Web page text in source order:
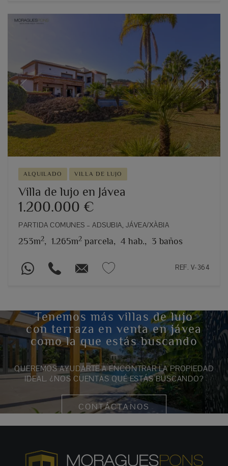
Previous Next
ALQUILADO VILLA DE LUJO
Villa de lujo en Jávea
1.200.000 €
PARTIDA COMUNES – ADSUBIA, JÁVEA/XÀBIA
253m2, 1.265m2 parcela, 4 hab., 3 baños
REF. V-364
Tenemos más villas de lujo
con terraza en venta en jávea
como la que estás buscando
QUEREMOS AYUDARTE A ENCONTRAR LA PROPIEDAD
IDEAL. ¿NOS CUENTAS QUÉ ESTÁS BUSCANDO?
CONTÁCTANOS